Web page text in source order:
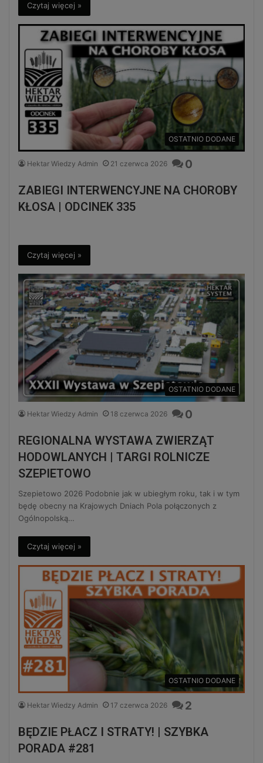
Czytaj więcej »
OSTATNIO DODANE
Hektar Wiedzy Admin 21 czerwca 2026 0
ZABIEGI INTERWENCYJNE NA CHOROBY
KŁOSA | ODCINEK 335
Czytaj więcej »
OSTATNIO DODANE
Hektar Wiedzy Admin 18 czerwca 2026 0
REGIONALNA WYSTAWA ZWIERZĄT
HODOWLANYCH | TARGI ROLNICZE
SZEPIETOWO
Szepietowo 2026 Podobnie jak w ubiegłym roku, tak i w tym
będę obecny na Krajowych Dniach Pola połączonych z
Ogólnopolską…
Czytaj więcej »
OSTATNIO DODANE
Hektar Wiedzy Admin 17 czerwca 2026 2
BĘDZIE PŁACZ I STRATY! | SZYBKA
PORADA #281